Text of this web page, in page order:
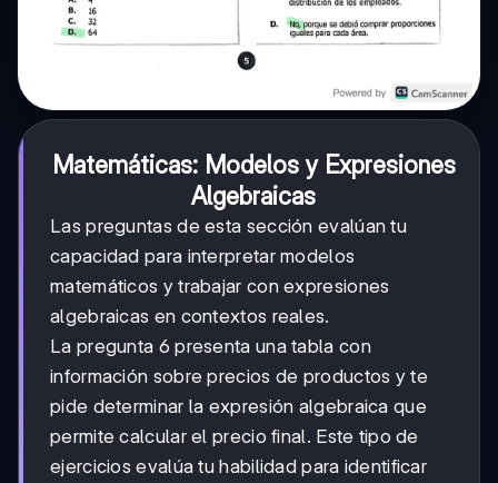
Matemáticas: Modelos y Expresiones
Algebraicas
Las preguntas de esta sección evalúan tu
capacidad para interpretar modelos
matemáticos y trabajar con expresiones
algebraicas en contextos reales.
La pregunta 6 presenta una tabla con
información sobre precios de productos y te
pide determinar la expresión algebraica que
permite calcular el precio final. Este tipo de
ejercicios evalúa tu habilidad para identificar